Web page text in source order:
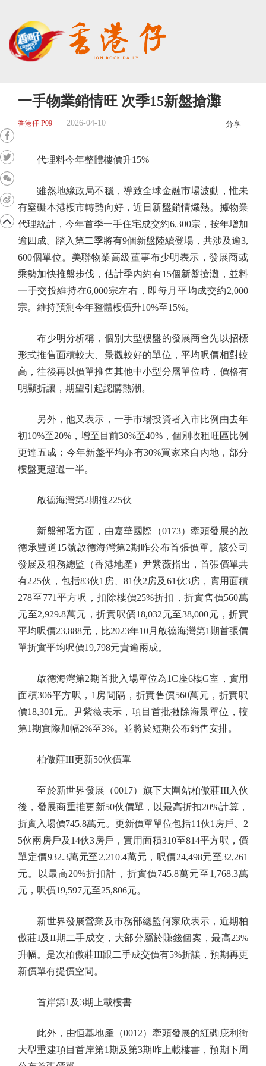
一手物業銷情旺 次季15新盤搶灘
香港仔 P09 2026-04-10 分享
代理料今年整體樓價升15%
雖然地緣政局不穩，導致全球金融市場波動，惟未
有窒礙本港樓市轉勢向好，近日新盤銷情熾熱。據物業
代理統計，今年首季一手住宅成交約6,300宗，按年增加
逾四成。踏入第二季將有9個新盤陸續登場，共涉及逾3,
600個單位。美聯物業高級董事布少明表示，發展商或
乘勢加快推盤步伐，估計季內約有15個新盤搶灘，並料
一手交投維持在6,000宗左右，即每月平均成交約2,000
宗。維持預測今年整體樓價升10%至15%。
布少明分析稱，個別大型樓盤的發展商會先以招標
形式推售面積較大、景觀較好的單位，平均呎價相對較
高，往後再以價單推售其他中小型分層單位時，價格有
明顯折讓，期望引起認購熱潮。
另外，他又表示，一手市場投資者入市比例由去年
初10%至20%，增至目前30%至40%，個別收租旺區比例
更達五成；今年新盤平均亦有30%買家來自內地，部分
樓盤更超過一半。
啟德海灣第2期推225伙
新盤部署方面，由嘉華國際（0173）牽頭發展的啟
德承豐道15號啟德海灣第2期昨公布首張價單。該公司
發展及租務總監（香港地產）尹紫薇指出，首張價單共
有225伙，包括83伙1房、81伙2房及61伙3房，實用面積
278至771平方呎，扣除樓價25%折扣，折實售價560萬
元至2,929.8萬元，折實呎價18,032元至38,000元，折實
平均呎價23,888元，比2023年10月啟德海灣第1期首張價
單折實平均呎價19,798元貴逾兩成。
啟德海灣第2期首批入場單位為1C座6樓G室，實用
面積306平方呎，1房間隔，折實售價560萬元，折實呎
價18,301元。尹紫薇表示，項目首批撇除海景單位，較
第1期實際加幅2%至3%。並將於短期公布銷售安排。
柏傲莊III更新50伙價單
至於新世界發展（0017）旗下大圍站柏傲莊III入伙
後，發展商重推更新50伙價單，以最高折扣20%計算，
折實入場價745.8萬元。更新價單單位包括11伙1房戶、2
5伙兩房戶及14伙3房戶，實用面積310至814平方呎，價
單定價932.3萬元至2,210.4萬元，呎價24,498元至32,261
元。以最高20%折扣計，折實價745.8萬元至1,768.3萬
元，呎價19,597元至25,806元。
新世界發展營業及市務部總監何家欣表示，近期柏
傲莊I及II期二手成交，大部分屬於賺錢個案，最高23%
升幅。是次柏傲莊III跟二手成交價有5%折讓，預期再更
新價單有提價空間。
首岸第1及3期上載樓書
此外，由恒基地產（0012）牽頭發展的紅磡庇利街
大型重建項目首岸第1期及第3期昨上載樓書，預期下周